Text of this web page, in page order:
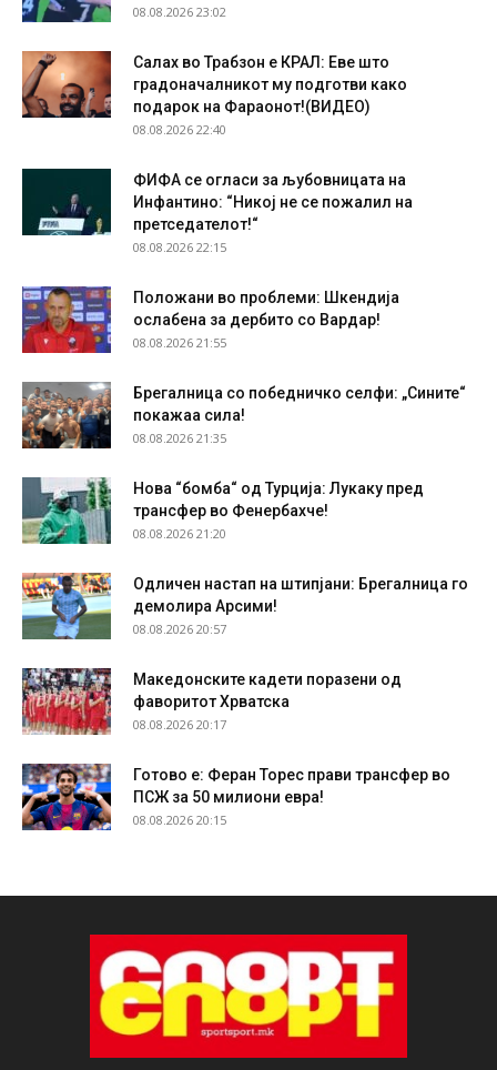
08.08.2026 23:02
Салах во Трабзон е КРАЛ: Еве што
градоначалникот му подготви како
подарок на Фараонот!(ВИДЕО)
08.08.2026 22:40
ФИФА се огласи за љубовницата на
Инфантино: “Никој не се пожалил на
претседателот!“
08.08.2026 22:15
Положани во проблеми: Шкендија
ослабена за дербито со Вардар!
08.08.2026 21:55
Брегалница со победничко селфи: „Сините“
покажаа сила!
08.08.2026 21:35
Нова “бомба“ од Турција: Лукаку пред
трансфер во Фенербахче!
08.08.2026 21:20
Одличен настап на штипјани: Брегалница го
демолира Арсими!
08.08.2026 20:57
Македонските кадети поразени од
фаворитот Хрватска
08.08.2026 20:17
Готово е: Феран Торес прави трансфер во
ПСЖ за 50 милиони евра!
08.08.2026 20:15